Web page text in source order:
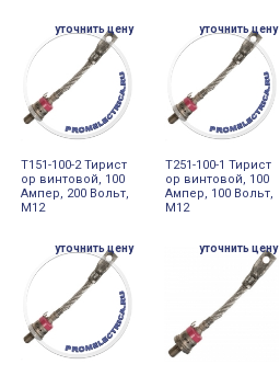
уточнить цену
Т151-100-2 Тирист
ор винтовой, 100
Ампер, 200 Вольт,
М12
уточнить цену
Т251-100-1 Тирист
ор винтовой, 100
Ампер, 100 Вольт,
М12
уточнить цену уточнить цену